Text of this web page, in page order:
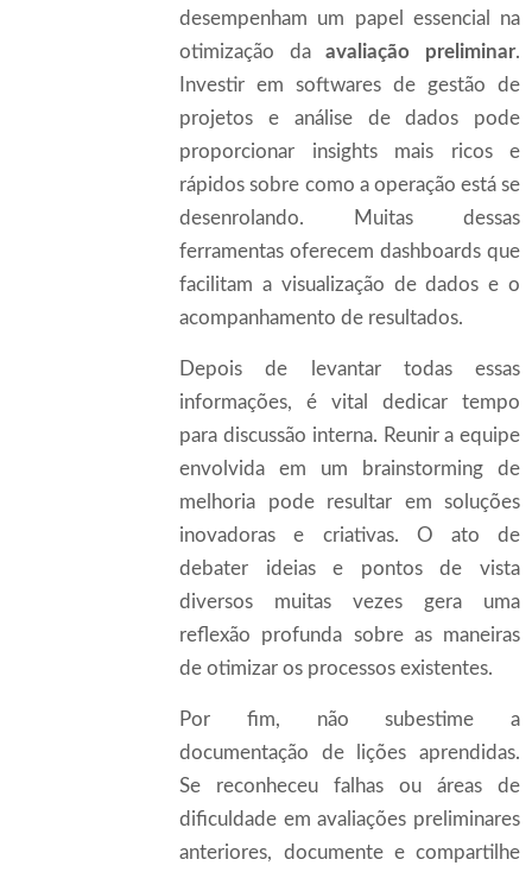
desempenham um papel essencial na
otimização daavaliação preliminar.
Investir em softwares de gestão de
projetos e análise de dados pode
proporcionar insights mais ricos e
rápidos sobre como a operação está se
desenrolando. Muitas dessas
ferramentas oferecem dashboards que
facilitam a visualização de dados e o
acompanhamento de resultados.
Depois de levantar todas essas
informações, é vital dedicar tempo
para discussão interna. Reunir a equipe
envolvida em um brainstorming de
melhoria pode resultar em soluções
inovadoras e criativas. O ato de
debater ideias e pontos de vista
diversos muitas vezes gera uma
reflexão profunda sobre as maneiras
de otimizar os processos existentes.
Por fim, não subestime a
documentação de lições aprendidas.
Se reconheceu falhas ou áreas de
dificuldade em avaliações preliminares
anteriores, documente e compartilhe